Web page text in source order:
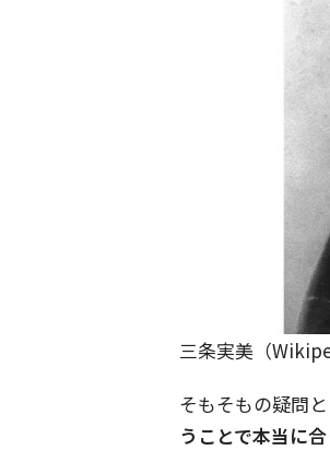
三条実美（
そもそもの疑問
うことで本当に